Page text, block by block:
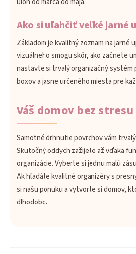
úloh od marca do mája.
Ako si uľahčiť veľké jarné
Základom je kvalitný zoznam na jarné
vizuálneho smogu skôr, ako začnete
nastavte si trvalý organizačný systém
boxov a jasne určeného miesta pre
Váš domov bez
Samotné drhnutie povrchov vám
Skutočný oddych zažijete až vďaka
organizácie. Vyberte si jednu malú
Ak hľadáte kvalitné organizéry s
si našu ponuku a vytvorte si domov,
dlhodobo.